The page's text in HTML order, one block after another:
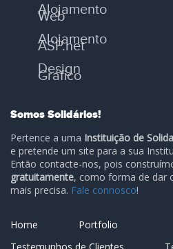
Alojamento
Web
Alojamento
ASP.net
Design
Gráfico
Somos Solidários!
Pertence a uma Instituição de
e pretende um site para a sua
Então contacte-nos, pois
gratuitamente, como forma de dar
mais precisa. Fale connosco!
Home
Portfolio